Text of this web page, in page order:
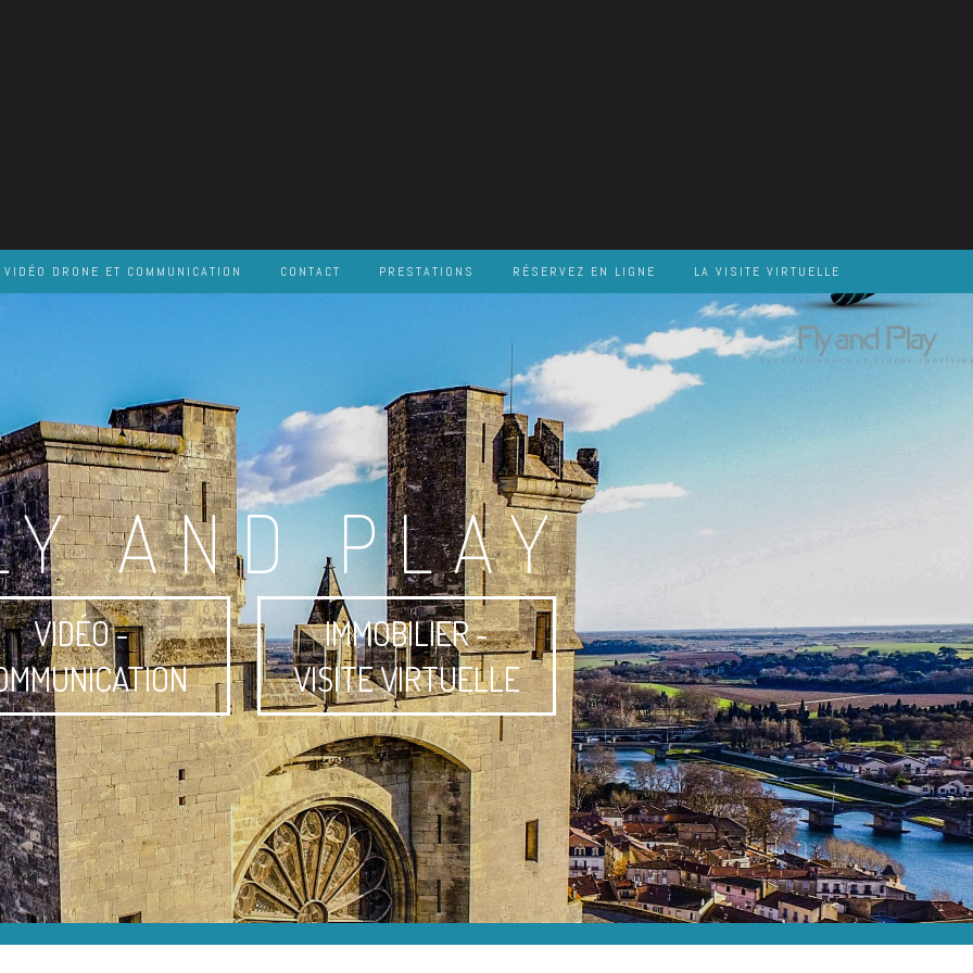
VIDÉO DRONE ET COMMUNICATION CONTACT PRESTATIONS RÉSERVEZ EN LIGNE LA VISITE VIRTUELLE
AND PLAY
VIDÉO -
IMMOBILIER -
VISITE VIRTUELLE